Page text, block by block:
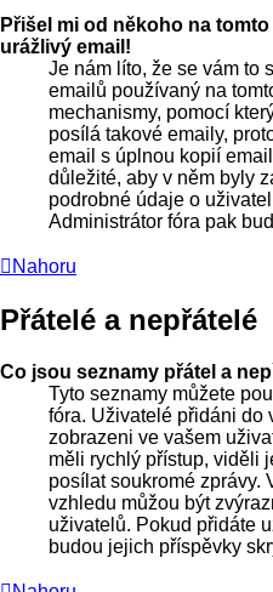
Přišel mi od někoho na
urážlivý email!
Je nám líto, že se vám to
emailů používaný na
mechanismy, pomocí
posílá takové emaily,
email s úplnou kopií
důležité, aby v něm byly
podrobné údaje o
Administrátor fóra pak
Nahoru
Přátelé a nepřátelé
Co jsou seznamy přátel a
Tyto seznamy můžete
fóra. Uživatelé přidáni do
zobrazeni ve vašem
měli rychlý přístup, viděli
posílat soukromé zprávy.
vzhledu můžou být
uživatelů. Pokud přidáte
budou jejich příspěvky